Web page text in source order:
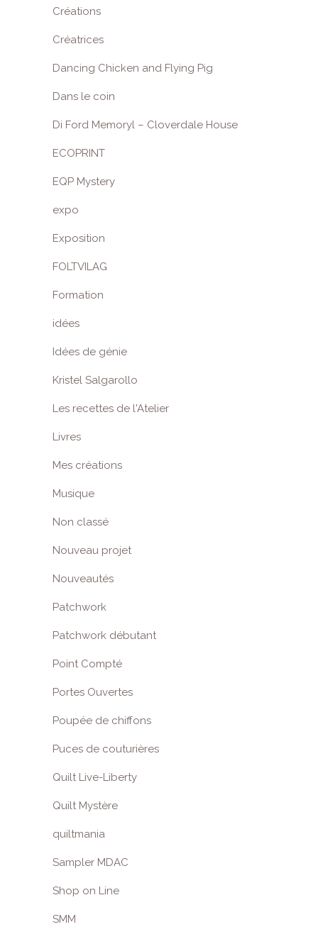
Créations
Créatrices
Dancing Chicken and Flying Pig
Dans le coin
Di Ford Memoryl – Cloverdale House
ECOPRINT
EQP Mystery
expo
Exposition
FOLTVILAG
Formation
idées
Idées de génie
Kristel Salgarollo
Les recettes de l'Atelier
Livres
Mes créations
Musique
Non classé
Nouveau projet
Nouveautés
Patchwork
Patchwork débutant
Point Compté
Portes Ouvertes
Poupée de chiffons
Puces de couturières
Quilt Live-Liberty
Quilt Mystère
quiltmania
Sampler MDAC
Shop on Line
SMM